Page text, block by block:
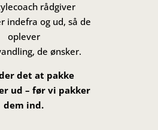
rådgiver
indefra og ud, så de
oplever
de ønsker.
det at pakke
ud – før vi pakker
dem ind.